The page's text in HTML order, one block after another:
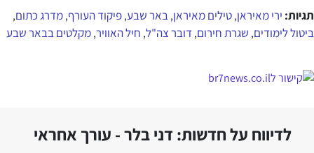
תגיות: ירי מאיראן,טילים מאיראן,באר שבע,פיקוד העורף,מדרג כתום,
ביטול לימודים, שגרת חירום, דובר צה"ל, חיל האוויר,מקלטים בבאר שבע
לדיווח על חדשות: דני בלר - עורך אחראי